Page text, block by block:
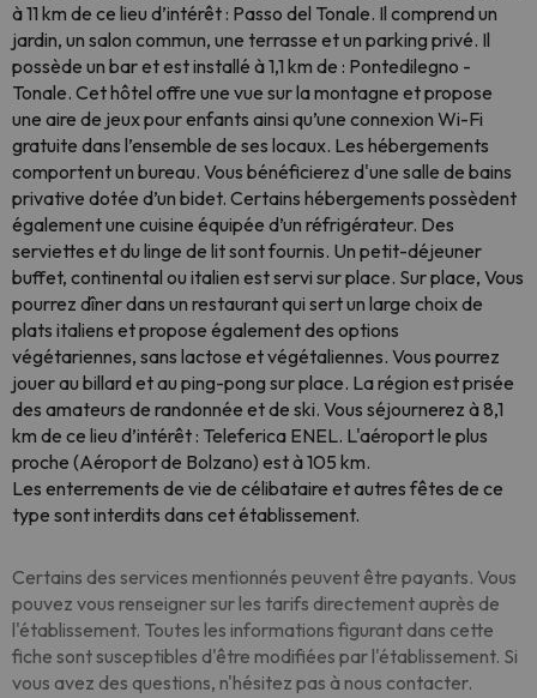
à 11 km de ce lieu d’intérêt : Passo del Tonale. Il comprend un
jardin, un salon commun, une terrasse et un parking privé. Il
possède un bar et est installé à 1,1 km de : Pontedilegno -
Tonale. Cet hôtel offre une vue sur la montagne et propose
une aire de jeux pour enfants ainsi qu’une connexion Wi-Fi
gratuite dans l’ensemble de ses locaux. Les hébergements
comportent un bureau. Vous bénéficierez d'une salle de bains
privative dotée d’un bidet. Certains hébergements possèdent
également une cuisine équipée d’un réfrigérateur. Des
serviettes et du linge de lit sont fournis. Un petit-déjeuner
buffet, continental ou italien est servi sur place. Sur place, Vous
pourrez dîner dans un restaurant qui sert un large choix de
plats italiens et propose également des options
végétariennes, sans lactose et végétaliennes. Vous pourrez
jouer au billard et au ping-pong sur place. La région est prisée
des amateurs de randonnée et de ski. Vous séjournerez à 8,1
km de ce lieu d’intérêt : Teleferica ENEL. L'aéroport le plus
proche (Aéroport de Bolzano) est à 105 km.
Les enterrements de vie de célibataire et autres fêtes de ce
type sont interdits dans cet établissement.
Certains des services mentionnés peuvent être payants. Vous
pouvez vous renseigner sur les tarifs directement auprès de
l'établissement. Toutes les informations figurant dans cette
fiche sont susceptibles d'être modifiées par l'établissement. Si
vous avez des questions, n'hésitez pas à nous contacter.